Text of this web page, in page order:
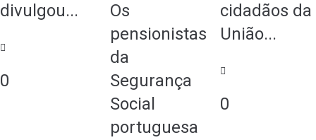
divulgou...
0
Os
pensionistas
da
Segurança
Social
portuguesa
cidadãos da
União...
0